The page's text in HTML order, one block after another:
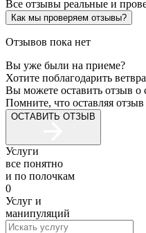
Все отзывы реальные и
Как мы проверяем отзывы?
Отзывов пока нет
Вы уже были на приеме?
Хотите поблагодарить
Вы можете оставить отзыв о
Помните, что оставляя
ОСТАВИТЬ ОТЗЫВ
Услуги
все понятно
и по полочкам
0
Услуг и
манипуляций